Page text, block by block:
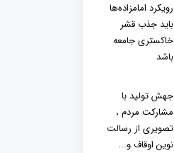
رویکرد امامزاده‌ها
باید جذب قشر
خاکستری جامعه
باشد
جهش تولید با
مشارکت مردم ،
تصویری از رسالت
نوین اوقاف و...